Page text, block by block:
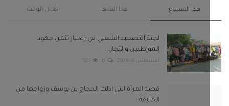
هذا الاسبوع هذا الشهر طول الوقت
لجنة التصعيد الشعبي في زنجبار تثمن جهود
المواطنين والتجار...
أغسطس 6, 2026 0
121
قصة المرأة التي اذلت الحجاج بن يوسف وزواجها من
الخليفة...